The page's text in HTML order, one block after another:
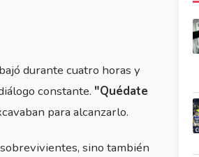
durante cuatro horas y
constante. "Quédate
para alcanzarlo.
sino también